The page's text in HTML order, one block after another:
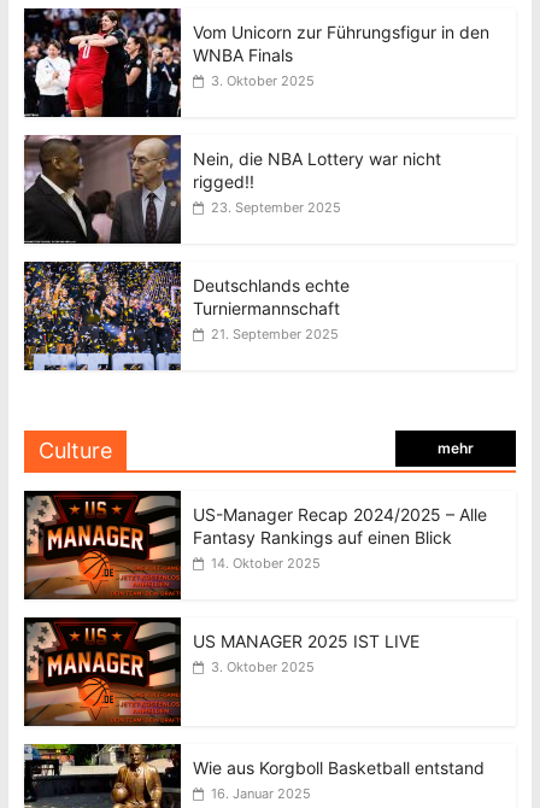
Vom Unicorn zur Führungsfigur in den
WNBA Finals
3. Oktober 2025
Nein, die NBA Lottery war nicht
rigged!!
23. September 2025
Deutschlands echte
Turniermannschaft
21. September 2025
Culture mehr
US-Manager Recap 2024/2025 – Alle
Fantasy Rankings auf einen Blick
14. Oktober 2025
US MANAGER 2025 IST LIVE
3. Oktober 2025
Wie aus Korgboll Basketball entstand
16. Januar 2025